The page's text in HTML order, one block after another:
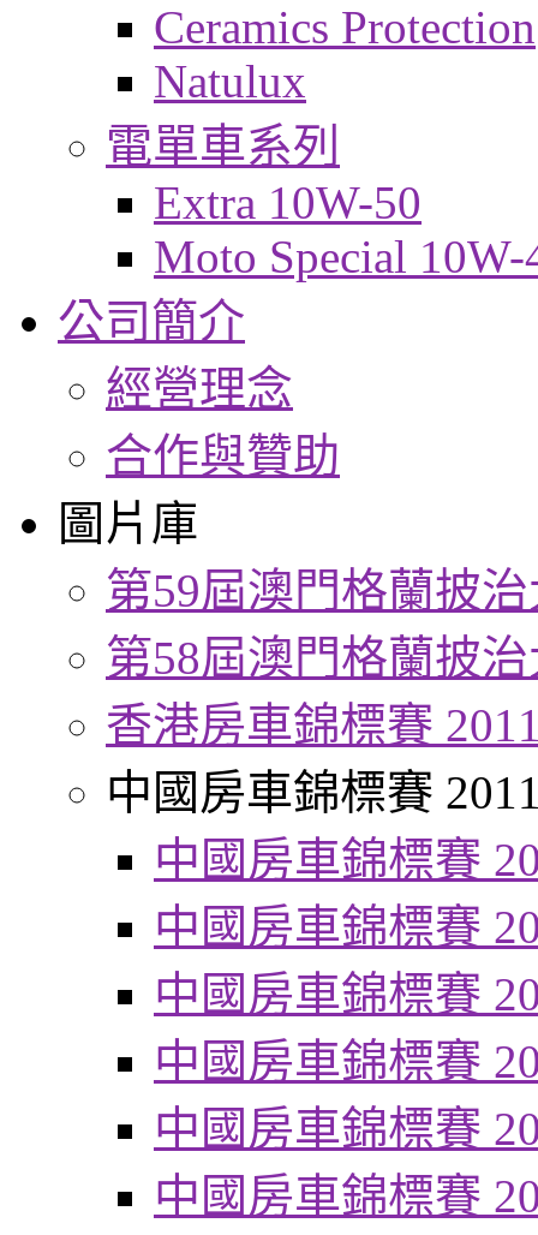
Ceramics Protection
Natulux
電單車系列
Extra 10W-50
Moto Special 10W-
公司簡介
經營理念
合作與贊助
圖片庫
第59屆澳門格蘭披
第58屆澳門格蘭披
香港房車錦標賽
中國房車錦標賽
中國房車錦標賽
中國房車錦標賽
中國房車錦標賽
中國房車錦標賽
中國房車錦標賽
中國房車錦標賽